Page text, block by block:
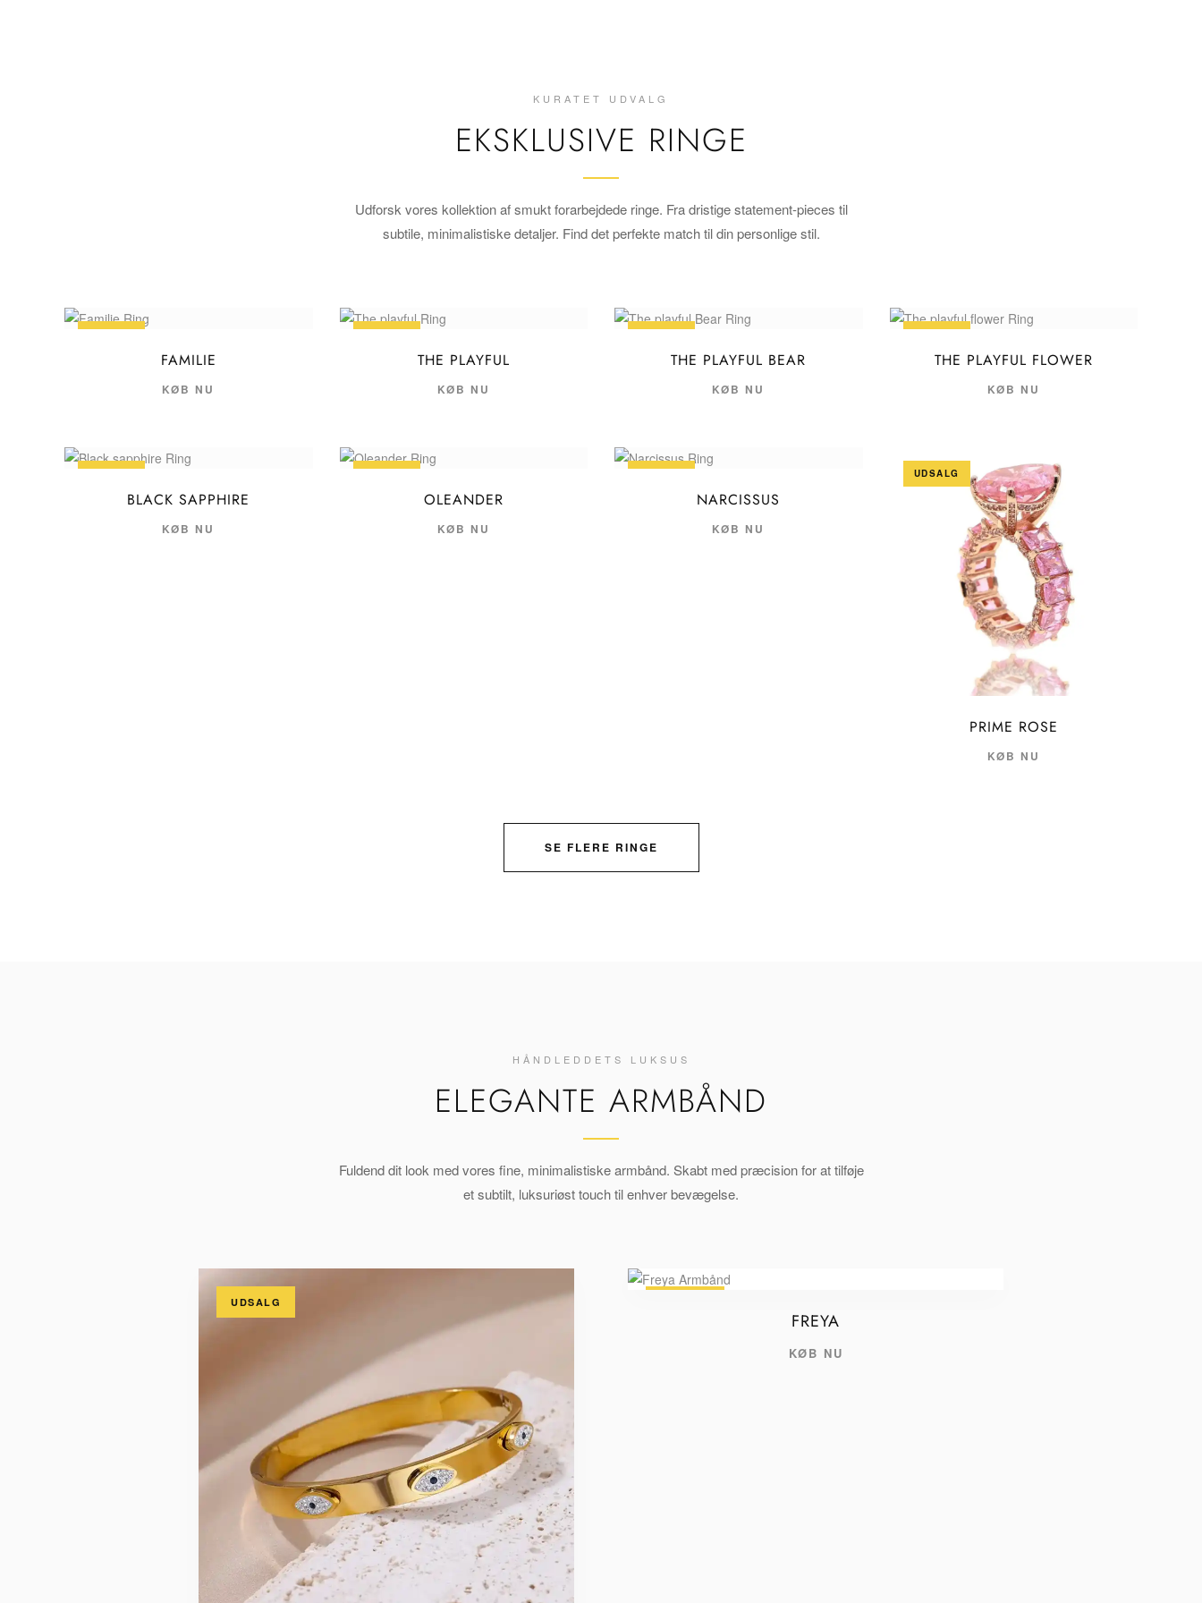
KURATET UDVALG
EKSKLUSIVE RINGE
Udforsk vores kollektion af smukt forarbejdede ringe. Fra dristige statement-pieces til
subtile, minimalistiske detaljer. Find det perfekte match til din personlige stil.
FAMILIE
KØB NU
THE PLAYFUL
KØB NU
THE PLAYFUL BEAR
KØB NU
THE PLAYFUL FLOWER
KØB NU
BLACK SAPPHIRE
KØB NU
OLEANDER
KØB NU
NARCISSUS
KØB NU
UDSALG
PRIME ROSE
KØB NU
SE FLERE RINGE
HÅNDLEDDETS LUKSUS
ELEGANTE ARMBÅND
Fuldend dit look med vores fine, minimalistiske armbånd. Skabt med præcision for at tilføje
et subtilt, luksuriøst touch til enhver bevægelse.
UDSALG
FREYA
KØB NU